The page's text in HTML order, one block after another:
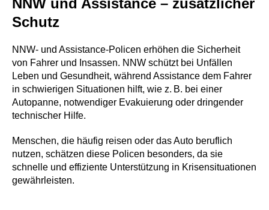
Schutz
NNW- und Assistance-Policen erhöhen die Sicherheit
von Fahrer und Insassen. NNW schützt bei Unfällen
Leben und Gesundheit, während Assistance dem Fahrer
in schwierigen Situationen hilft, wie z. B. bei einer
Autopanne, notwendiger Evakuierung oder dringender
technischer Hilfe.
Menschen, die häufig reisen oder das Auto beruflich
nutzen, schätzen diese Policen besonders, da sie
schnelle und effiziente Unterstützung in Krisensituationen
gewährleisten.